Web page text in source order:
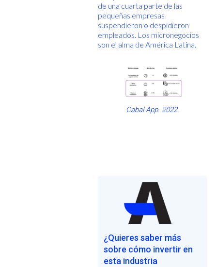
de una cuarta parte de las
pequeñas empresas
suspendieron o despidieron
empleados. Los micronegocios
son el alma de América Latina.
Cabal App. 2022.
¿Quieres saber más
sobre cómo invertir en
esta industria